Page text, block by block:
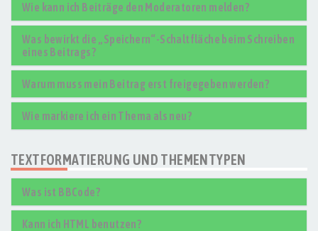
Wie kann ich Beiträge den Moderatoren melden?
Was bewirkt die „Speichern“-Schaltfläche beim Schreiben
eines Beitrags?
Warum muss mein Beitrag erst freigegeben werden?
Wie markiere ich ein Thema als neu?
TEXTFORMATIERUNG UND THEMENTYPEN
Was ist BBCode?
Kann ich HTML benutzen?